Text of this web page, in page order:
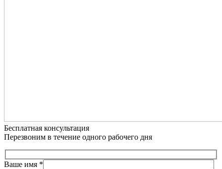
Бесплатная консультация
Перезвоним в течение одного рабочего дня
Ваше имя *